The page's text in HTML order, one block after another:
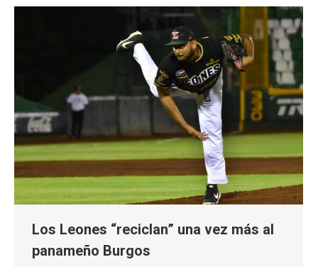
Los Leones “reciclan” una vez más al
panameño Burgos